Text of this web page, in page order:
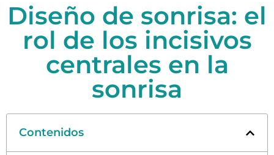
Diseño de sonrisa: el
rol de los incisivos
centrales en la
sonrisa
Contenidos